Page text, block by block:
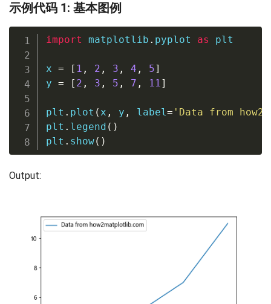
示例代码 1: 基本图例
import matplotlib . pyplot as plt
x = [ 1 , 2 , 3 , 4 , 5]
y = [ 2 , 3 , 5 , 7 , 11]
plt . plot ( x , y , label= 'Data from
plt . legend ( )
plt . show( )
Output: